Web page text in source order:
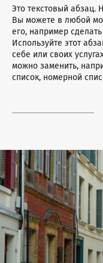
Это текстовый абзац.
Вы можете в любой
его, например
Используйте этот
себе или своих
можно заменить,
список, номерной